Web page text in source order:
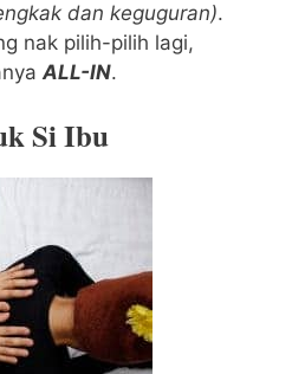
dan keguguran).
nak pilih-pilih lagi,
ALL-IN.
Si Ibu